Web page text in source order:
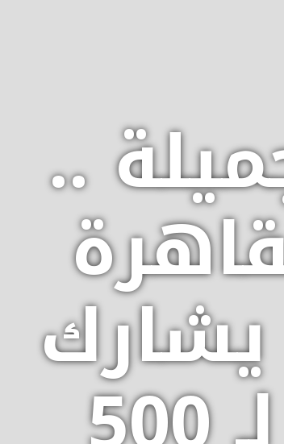
..